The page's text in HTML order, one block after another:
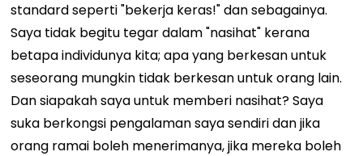
standard seperti "bekerja keras!" dan sebagainya.
Saya tidak begitu tegar dalam "nasihat" kerana
betapa individunya kita; apa yang berkesan untuk
seseorang mungkin tidak berkesan untuk orang lain.
Dan siapakah saya untuk memberi nasihat? Saya
suka berkongsi pengalaman saya sendiri dan jika
orang ramai boleh menerimanya, jika mereka boleh